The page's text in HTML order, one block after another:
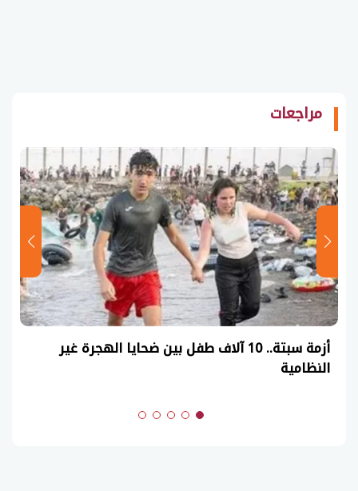
مراجعات
أزمة سبتة.. 10 آلاف طفل بين ضحايا الهجرة غير
النظامية